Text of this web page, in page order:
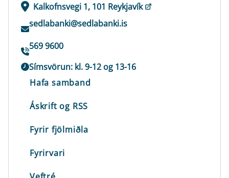
Kalkofnsvegi 1, 101 Reykjavík
sedlabanki@sedlabanki.is
569 9600
Símsvörun: kl. 9-12 og 13-16
Hafa samband
Áskrift og RSS
Fyrir fjölmiðla
Fyrirvari